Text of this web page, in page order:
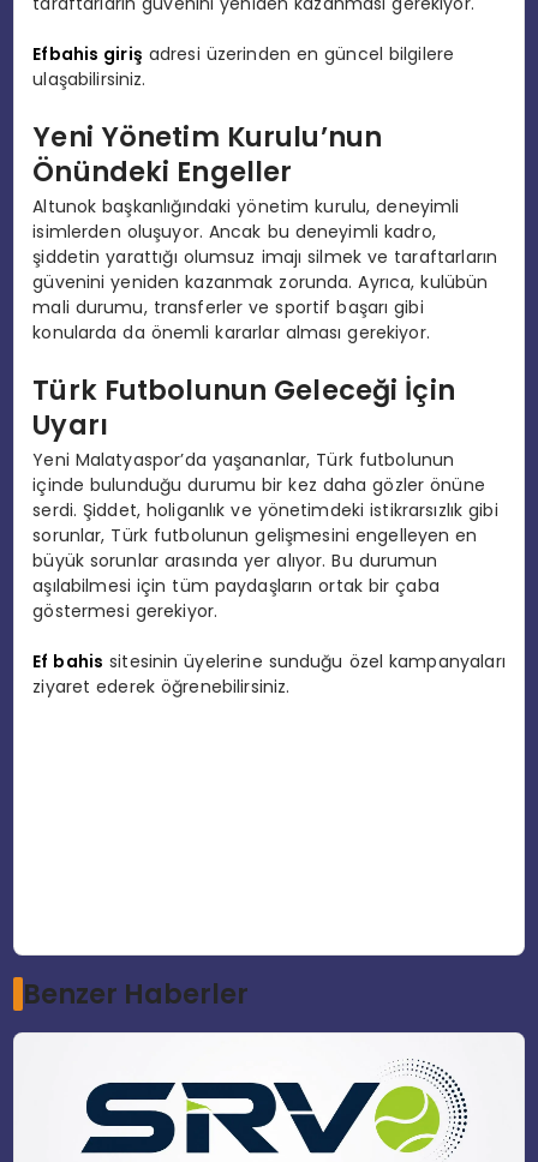
Efbahis giriş adresi üzerinden en güncel bilgilere
ulaşabilirsiniz.
Yeni Yönetim Kurulu’nun
Önündeki Engeller
Altunok başkanlığındaki yönetim kurulu, deneyimli
isimlerden oluşuyor. Ancak bu deneyimli kadro,
şiddetin yarattığı olumsuz imajı silmek ve taraftarların
güvenini yeniden kazanmak zorunda. Ayrıca, kulübün
mali durumu, transferler ve sportif başarı gibi
konularda da önemli kararlar alması gerekiyor.
Türk Futbolunun Geleceği İçin
Uyarı
Yeni Malatyaspor’da yaşananlar, Türk futbolunun
içinde bulunduğu durumu bir kez daha gözler önüne
serdi. Şiddet, holiganlık ve yönetimdeki istikrarsızlık gibi
sorunlar, Türk futbolunun gelişmesini engelleyen en
büyük sorunlar arasında yer alıyor. Bu durumun
aşılabilmesi için tüm paydaşların ortak bir çaba
göstermesi gerekiyor.
Ef bahis sitesinin üyelerine sunduğu özel kampanyaları
ziyaret ederek öğrenebilirsiniz.
Benzer Haberler